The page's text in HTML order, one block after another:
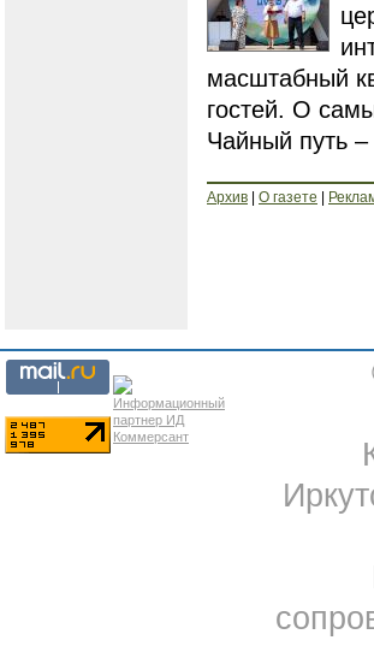
масштабный
гостей. О
Чайный путь
Архив О газете